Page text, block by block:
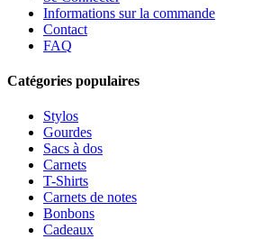
Informations sur la commande
Contact
FAQ
Catégories populaires
Stylos
Gourdes
Sacs à dos
Carnets
T-Shirts
Carnets de notes
Bonbons
Cadeaux